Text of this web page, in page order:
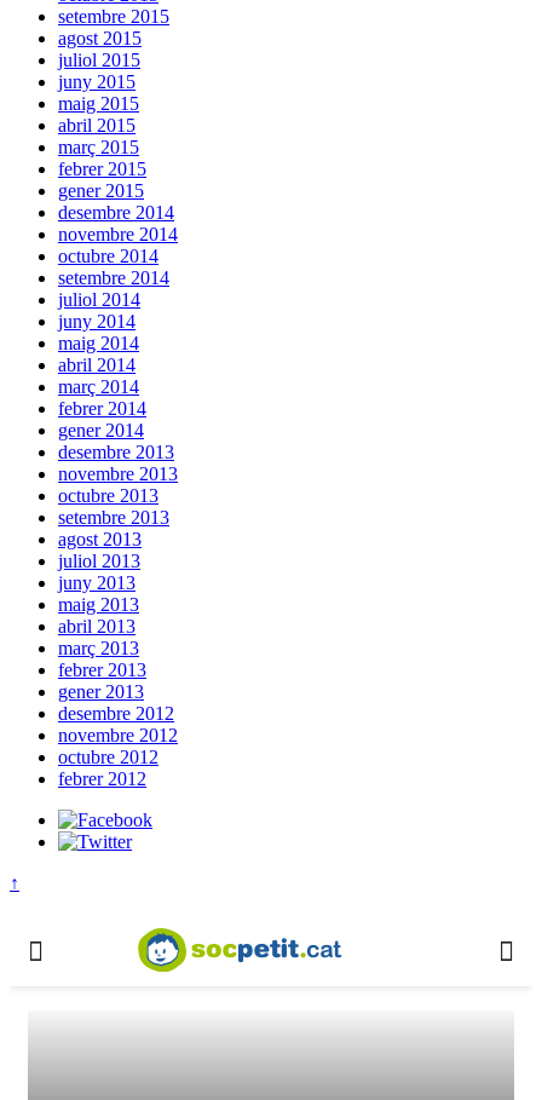
setembre 2015
agost 2015
juliol 2015
juny 2015
maig 2015
abril 2015
març 2015
febrer 2015
gener 2015
desembre 2014
novembre 2014
octubre 2014
setembre 2014
juliol 2014
juny 2014
maig 2014
abril 2014
març 2014
febrer 2014
gener 2014
desembre 2013
novembre 2013
octubre 2013
setembre 2013
agost 2013
juliol 2013
juny 2013
maig 2013
abril 2013
març 2013
febrer 2013
gener 2013
desembre 2012
novembre 2012
octubre 2012
febrer 2012
↑